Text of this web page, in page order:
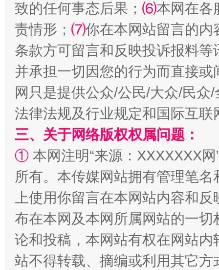
全民健身五年计划来了！等你上场
致的任何事态后果； ⑹本网在各
责情形； ⑺你在本网站留言的内
条款方可留言和反映投诉报料
并承担一切因您的行为而直接
网只是提供公众/公民/大众/民
法律法规及行业规定和国际互
三、关于网络版权权属问题：
① 本网注明“来源：XXXXXXX
所有。本传媒网站拥有管理笔
上使用你留言在本网站内容和
布在本网及本网所属网站的一
论和投稿，本网站有权在网站
站不得转载、摘编或利用其它